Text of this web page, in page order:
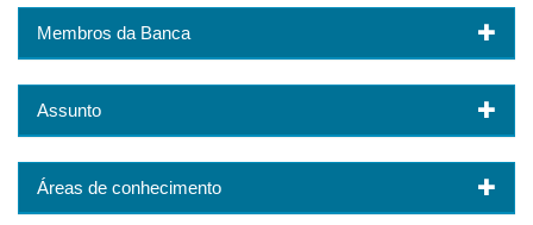
Membros da Banca
Assunto
Áreas de conhecimento